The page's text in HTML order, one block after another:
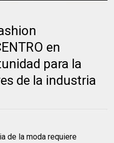
en
para la
de la industria
de la moda requiere